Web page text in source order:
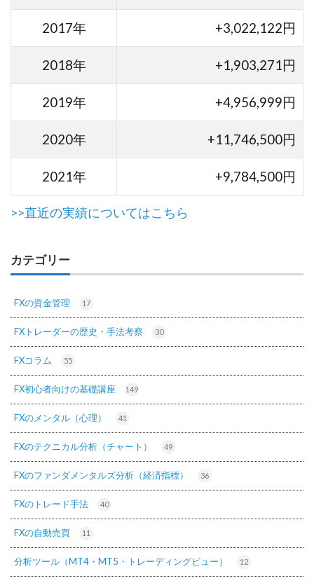
2017年 +3,022,122円
2018年 +1,903,271円
2019年 +4,956,999円
2020年 +11,746,500円
2021年 +9,784,500円
>>直近の実績についてはこちら
カテゴリー
FXの資金管理 17
FXトレーダーの歴史・手法考察 30
FXコラム 55
FX初心者向けの基礎講座 149
FXのメンタル（心理） 41
FXのテクニカル分析（チャート） 49
FXのファンダメンタルズ分析（経済指標） 36
FXのトレード手法 40
FXの自動売買 11
分析ツール（MT4・MT5・トレーディングビュー） 12